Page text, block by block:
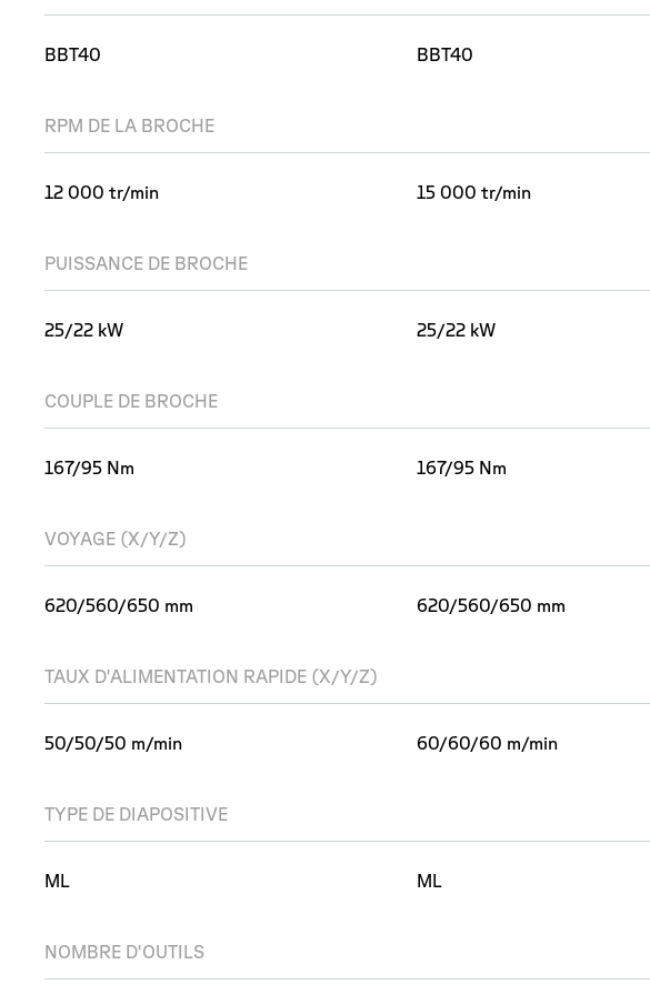
BBT40
RPM DE LA BROCHE
12 000 tr/min
PUISSANCE DE BROCHE
25/22 kW
COUPLE DE BROCHE
167/95 Nm
VOYAGE (X/Y/Z)
620/560/650 mm
TAUX D'ALIMENTATION RAPIDE (X/Y/Z)
50/50/50 m/min
TYPE DE DIAPOSITIVE
ML
NOMBRE D'OUTILS
BBT40
15 000 tr/min
25/22 kW
167/95 Nm
620/560/650 mm
60/60/60 m/min
ML